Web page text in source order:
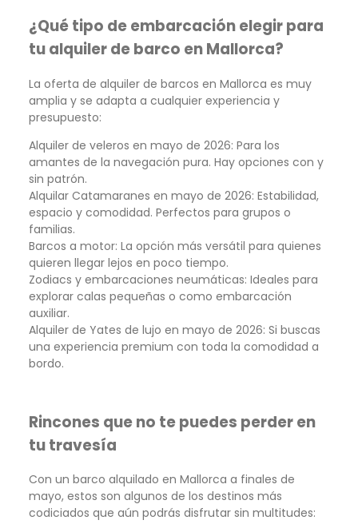
¿Qué tipo de embarcación elegir para
tu alquiler de barco en Mallorca?
La oferta de alquiler de barcos en Mallorca es muy
amplia y se adapta a cualquier experiencia y
presupuesto:
Alquiler de veleros en mayo de 2026: Para los
amantes de la navegación pura. Hay opciones con y
sin patrón.
Alquilar Catamaranes en mayo de 2026: Estabilidad,
espacio y comodidad. Perfectos para grupos o
familias.
Barcos a motor: La opción más versátil para quienes
quieren llegar lejos en poco tiempo.
Zodiacs y embarcaciones neumáticas: Ideales para
explorar calas pequeñas o como embarcación
auxiliar.
Alquiler de Yates de lujo en mayo de 2026: Si buscas
una experiencia premium con toda la comodidad a
bordo.
Rincones que no te puedes perder en
tu travesía
Con un barco alquilado en Mallorca a finales de
mayo, estos son algunos de los destinos más
codiciados que aún podrás disfrutar sin multitudes: